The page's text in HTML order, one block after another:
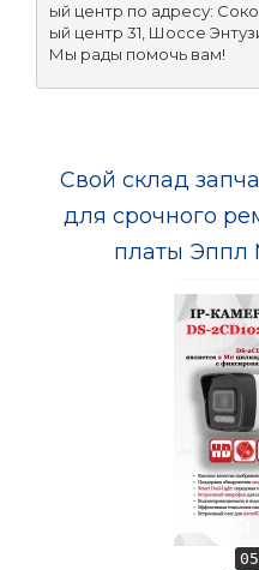
ый центр по адресу:
ый центр 31, Шоссе
Мы рады помочь вам!
Свой склад
для срочного
платы Эппл